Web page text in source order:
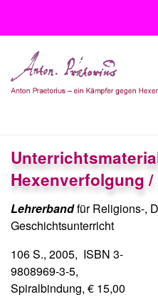
Hexenverfolgung
Lehrerbandfür Religions-,
Geschichtsunterricht
106 S., 2005, ISBN 3-
9808969-3-5,
Spiralbindung, € 15,00